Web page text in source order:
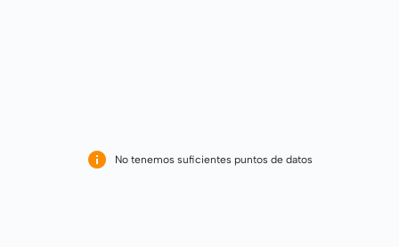
No tenemos suficientes puntos de datos